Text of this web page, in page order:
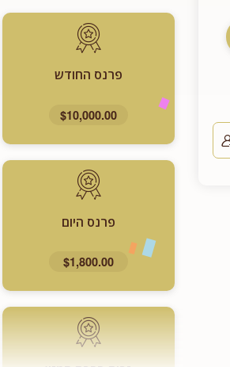
פרנס החודש
$10,000.00
פרנס היום
$1,800.00